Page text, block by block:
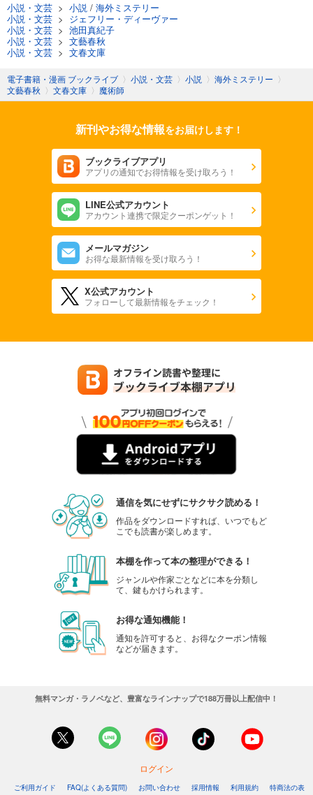
小説・文芸 > 小説 / 海外ミステリー
小説・文芸 > ジェフリー・ディーヴァー
小説・文芸 > 池田真紀子
小説・文芸 > 文藝春秋
小説・文芸 > 文春文庫
電子書籍・漫画 ブックライブ 〉 小説・文芸 〉 小説 〉 海外ミステリー 〉
文藝春秋 〉 文春文庫 〉 魔術師
新刊やお得な情報をお届けします！
ブックライブアプリ
アプリの通知でお得情報を受け取ろう！
LINE公式アカウント
アカウント連携で限定クーポンゲット！
メールマガジン
お得な最新情報を受け取ろう！
X公式アカウント
フォローして最新情報をチェック！
通信を気にせずにサクサク読める！
作品をダウンロードすれば、いつでもど
こでも読書が楽しめます。
本棚を作って本の整理ができる！
ジャンルや作家ごとなどに本を分類し
て、鍵もかけられます。
お得な通知機能！
通知を許可すると、お得なクーポン情報
などが届きます。
無料マンガ・ラノベなど、豊富なラインナップで188万冊以上配信中！
ログイン
ご利用ガイド FAQ(よくある質問) お問い合わせ 採用情報 利用規約
特商法の表